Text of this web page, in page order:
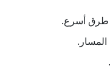
طرق أسرع.